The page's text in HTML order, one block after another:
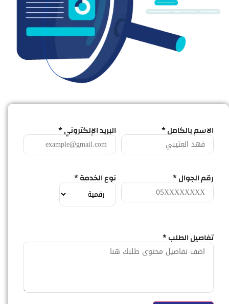
الاسم بالكامل * البريد الإلكتروني *
رقم الجوال * نوع الخدمة *
تفاصيل الطلب *